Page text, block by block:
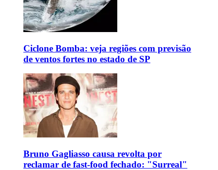
Ciclone Bomba: veja regiões com previsão
de ventos fortes no estado de SP
Bruno Gagliasso causa revolta por
reclamar de fast-food fechado: "Surreal"